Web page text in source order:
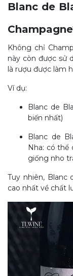
Blanc de
Không chỉ
này còn được sử
là rượu được làm
Ví dụ:
Blanc de
biến nhất)
Blanc de
Nha: có thể
giống nho
Tuy nhiên, Blanc
cao nhất về chất